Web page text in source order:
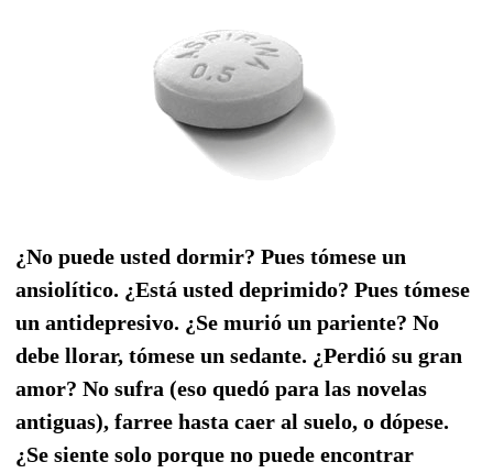
¿No puede usted dormir? Pues tómese un
ansiolítico. ¿Está usted deprimido? Pues tómese
un antidepresivo. ¿Se murió un pariente? No
debe llorar, tómese un sedante. ¿Perdió su gran
amor? No sufra (eso quedó para las novelas
antiguas), farree hasta caer al suelo, o dópese.
¿Se siente solo porque no puede encontrar